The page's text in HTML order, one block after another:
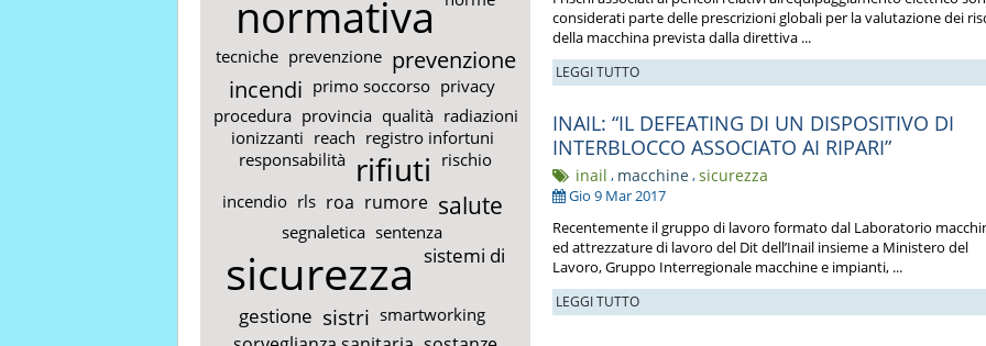
normativa
tecniche prevenzione prevenzione
incendi primo soccorso privacy
procedura provincia qualità radiazioni
ionizzanti reach registro infortuni
responsabilità rifiuti rischio
incendio rls roa rumore salute
segnaletica sentenza
sicurezza sistemi di
gestione sistri smartworking
considerati parte delle prescrizioni globali per la valutazione dei
della macchina prevista dalla direttiva ...
LEGGI TUTTO
INAIL: “IL DEFEATING DI UN DISPOSITIVO DI
INTERBLOCCO ASSOCIATO AI RIPARI”
inail , macchine,sicurezza
Gio 9 Mar 2017
Recentemente il gruppo di lavoro formato dal Laboratorio
ed attrezzature di lavoro del Dit dell’Inail insieme a Ministero del
Lavoro, Gruppo Interregionale macchine e impianti, ...
LEGGI TUTTO